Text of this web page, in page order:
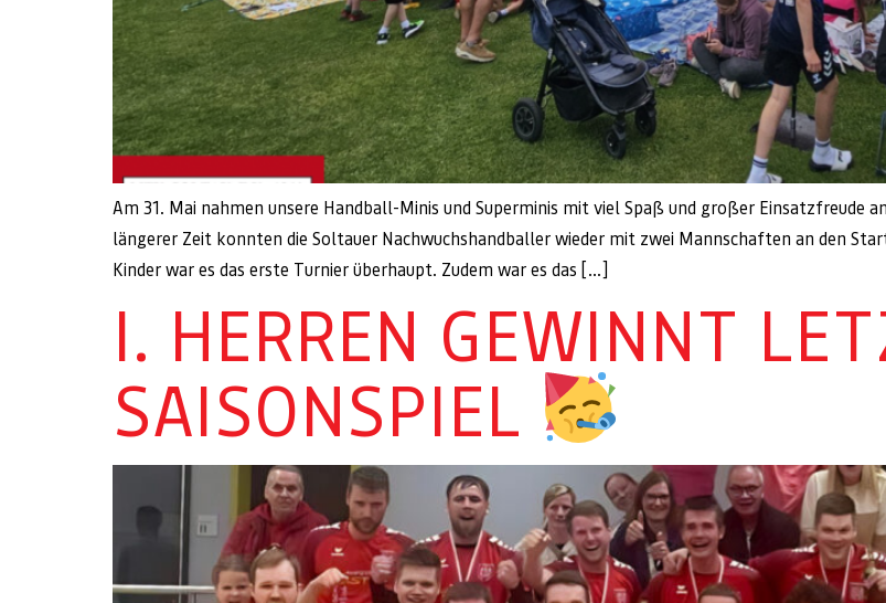
Am 31. Mai nahmen unsere Handball-Minis und Superminis mit viel Spaß und großer Einsatzfreude
längerer Zeit konnten die Soltauer Nachwuchshandballer wieder mit zwei Mannschaften an den
Kinder war es das erste Turnier überhaupt. Zudem war es das […]
I. HERREN GEWINNT
SAISONSPIEL